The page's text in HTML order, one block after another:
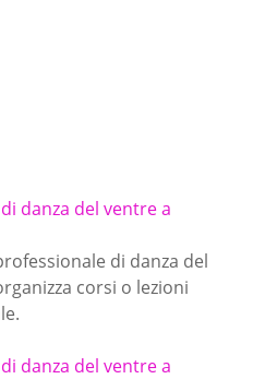
danza del ventre a
di danza del
corsi o lezioni
danza del ventre a